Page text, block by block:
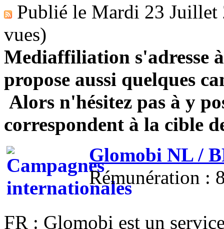
Publié le Mardi 23 Juillet
vues)
Mediaffiliation s'adresse
propose aussi quelques
Alors n'hésitez pas à y
correspondent à la cible
Glomobi NL /
Rémunération :
FR : Glomobi est un